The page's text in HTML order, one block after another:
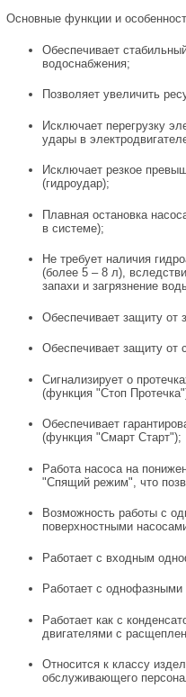
Основные функции и
Обеспечивает
водоснабжения;
Позволяет увеличить
Исключает перегрузку
удары в
Исключает резкое
(гидроудар);
Плавная остановка
в системе);
Не требует наличия
(более 5 – 8 л),
запахи и загрязнение
Обеспечивает защиту от
Обеспечивает защиту от
Сигнализирует о
(функция "Стоп
Обеспечивает
(функция "Смарт Старт");
Работа насоса на
"Спящий режим", что
Возможность работы с
поверхностными
Работает с входным
Работает с
Работает как с
двигателями с
Относится к классу
обслуживающего